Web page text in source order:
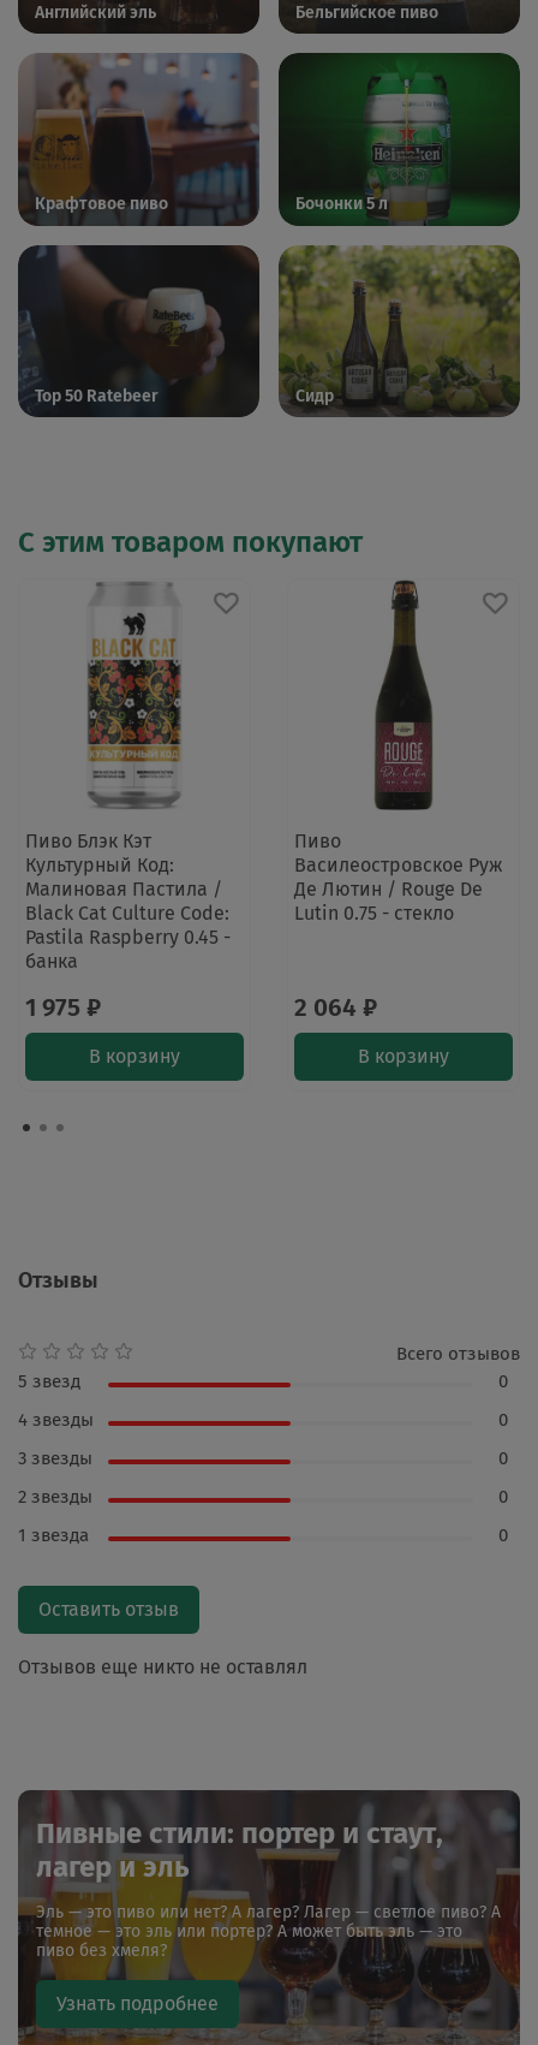
Английский эль Бельгийское пиво
Крафтовое пиво Бочонки 5 л
Top 50 Ratebeer Сидр
С этим товаром покупают
Пиво Блэк Кэт
Культурный Код:
Малиновая Пастила /
Black Cat Culture Code:
Pastila Raspberry 0.45 -
банка
1 975 ₽
В корзину
Пиво
Василеостровское Руж
Де Лютин / Rouge De
Lutin 0.75 - стекло
2 064 ₽
В корзину
Отзывы
Отзывов еще никто не оставлял
Всего отзывов
5 звезд
0
4 звезды
0
3 звезды
0
2 звезды
0
1 звезда
0
Оставить отзыв
Пивные стили: портер и стаут,
лагер и эль
Эль — это пиво или нет? А лагер? Лагер — светлое пиво? А
темное — это эль или портер? А может быть эль — это
пиво без хмеля?
Узнать подробнее